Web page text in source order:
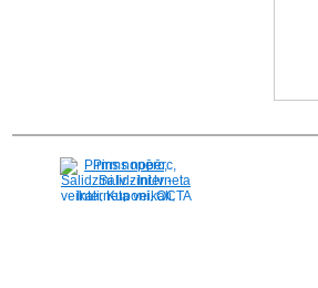
Pirms nopērc,
Salidzini.lv - Interneta
veikali, Kuponi, OCTA